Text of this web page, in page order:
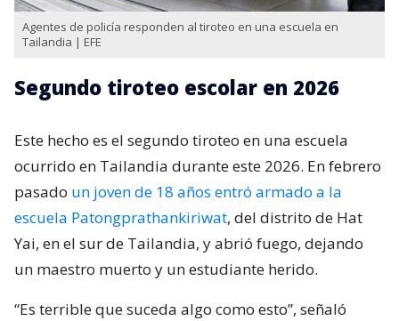
Agentes de policía responden al tiroteo en una escuela en
Tailandia | EFE
Segundo tiroteo escolar en 2026
Este hecho es el segundo tiroteo en una escuela
ocurrido en Tailandia durante este 2026. En febrero
pasado un joven de 18 años entró armado a la
escuela Patongprathankiriwat, del distrito de Hat
Yai, en el sur de Tailandia, y abrió fuego, dejando
un maestro muerto y un estudiante herido.
“Es terrible que suceda algo como esto”, señaló